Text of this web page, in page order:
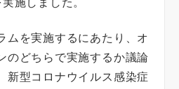
ムを実施するにあたり、オ
のどちらで実施するか議論
新型コロナウイルス感染症